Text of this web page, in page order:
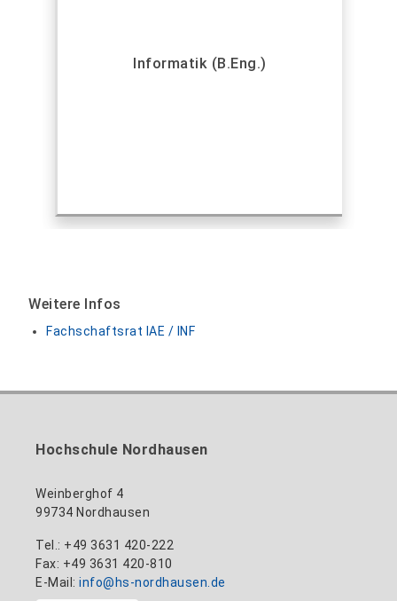
Informatik (B.Eng.)
Weitere Infos
Fachschaftsrat IAE / INF
Hochschule Nordhausen
Weinberghof 4
99734 Nordhausen
Tel.: +49 3631 420-222
Fax: +49 3631 420-810
E-Mail: info@hs-nordhausen.de